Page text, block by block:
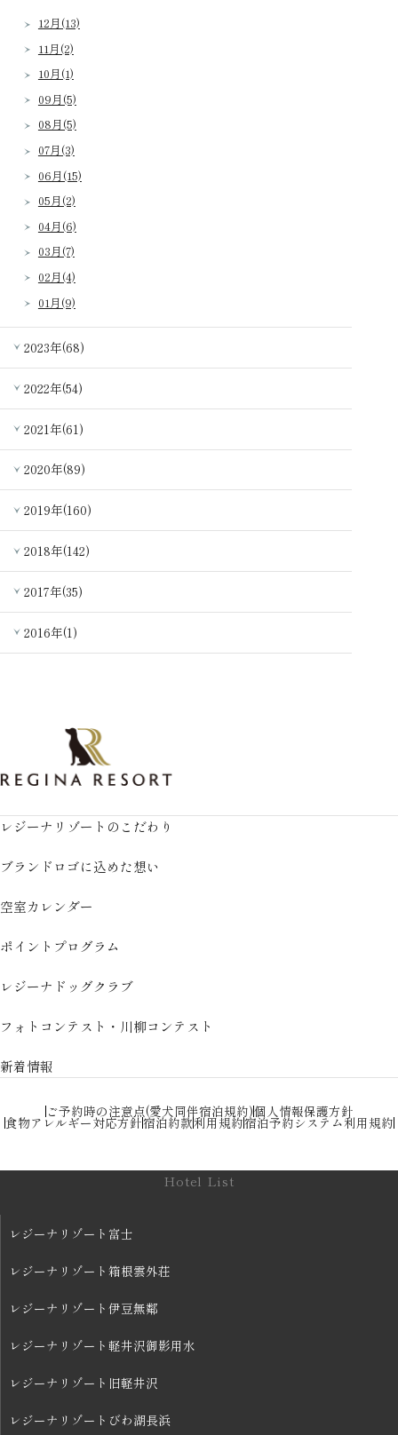
12月(13)
11月(2)
10月(1)
09月(5)
08月(5)
07月(3)
06月(15)
05月(2)
04月(6)
03月(7)
02月(4)
01月(9)
2023年(68)
2022年(54)
2021年(61)
2020年(89)
2019年(160)
2018年(142)
2017年(35)
2016年(1)
レジーナリゾートのこだわり
ブランドロゴに込めた想い
空室カレンダー
ポイントプログラム
レジーナドッグクラブ
フォトコンテスト・川柳コンテスト
新着情報
ご予約時の注意点(愛犬同伴宿泊規約)個人情報保護方針
食物アレルギー対応方針宿泊約款利用規約宿泊予約システム利用規約
Hotel List
レジーナリゾート富士
レジーナリゾート箱根雲外荘
レジーナリゾート伊豆無鄰
レジーナリゾート軽井沢御影用水
レジーナリゾート旧軽井沢
レジーナリゾートびわ湖長浜